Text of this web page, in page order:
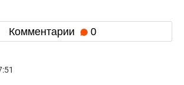
Комментарии 0